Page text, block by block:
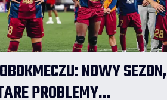
NOWY SEZON,
PROBLEMY...